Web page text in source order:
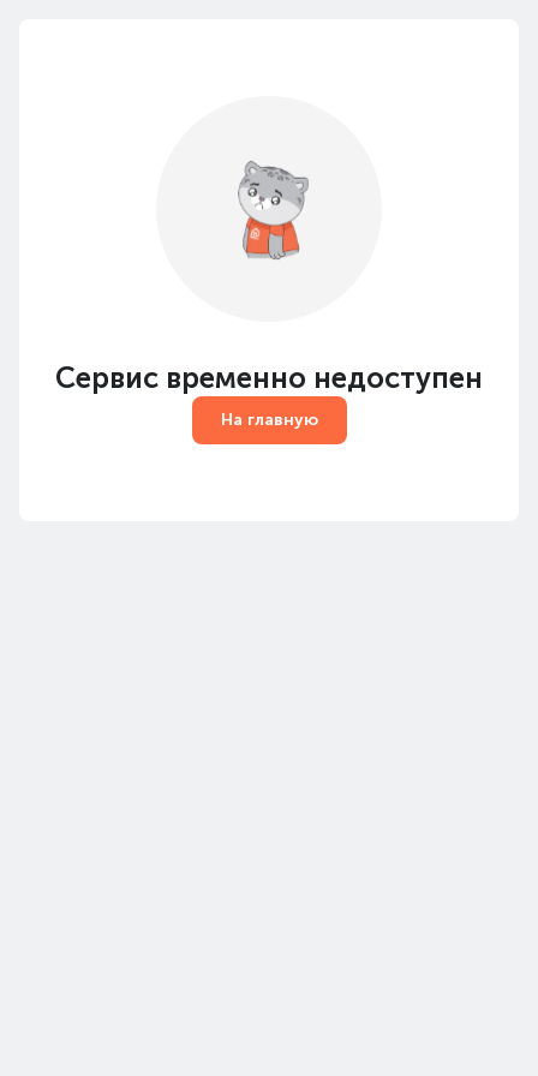
Сервис временно недоступен
На главную